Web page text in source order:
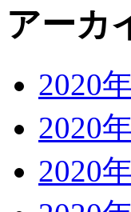
アーカ
2020
2020
2020